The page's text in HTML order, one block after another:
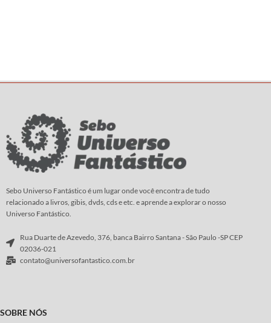
Sebo Universo Fantástico é um lugar onde você encontra de tudo
relacionado a livros, gibis, dvds, cds e etc. e aprende a explorar o nosso
Universo Fantástico.
Rua Duarte de Azevedo, 376, banca Bairro Santana - São Paulo -SP CEP
02036-021
contato@universofantastico.com.br
SOBRE NÓS